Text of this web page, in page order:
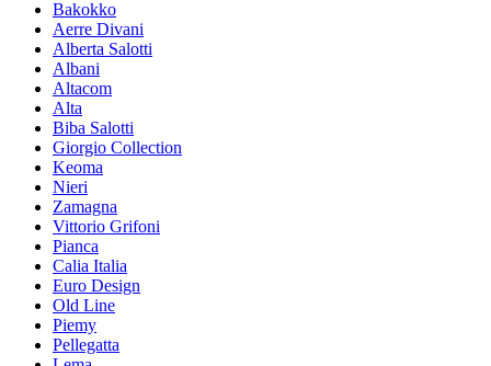
Bakokko
Aerre Divani
Alberta Salotti
Albani
Altacom
Alta
Biba Salotti
Giorgio Collection
Keoma
Nieri
Zamagna
Vittorio Grifoni
Pianca
Calia Italia
Euro Design
Old Line
Piemy
Pellegatta